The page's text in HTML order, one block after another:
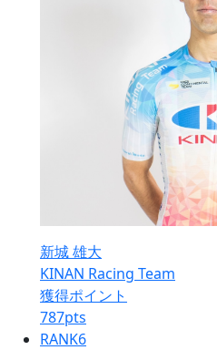
新城 雄大
KINAN Racing Team
獲得ポイント
787pts
RANK6